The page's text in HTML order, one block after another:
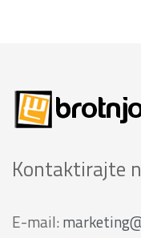
Kontaktirajte
E-mail: